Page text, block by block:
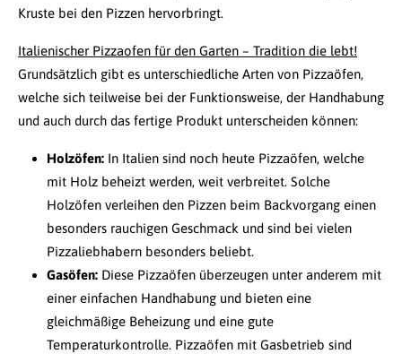
Kruste bei den Pizzen hervorbringt.
Italienischer Pizzaofen für den Garten – Tradition die lebt!
Grundsätzlich gibt es unterschiedliche Arten von Pizzaöfen,
welche sich teilweise bei der Funktionsweise, der Handhabung
und auch durch das fertige Produkt unterscheiden können:
Holzöfen: In Italien sind noch heute Pizzaöfen, welche
mit Holz beheizt werden, weit verbreitet. Solche
Holzöfen verleihen den Pizzen beim Backvorgang einen
besonders rauchigen Geschmack und sind bei vielen
Pizzaliebhabern besonders beliebt.
Gasöfen: Diese Pizzaöfen überzeugen unter anderem mit
einer einfachen Handhabung und bieten eine
gleichmäßige Beheizung und eine gute
Temperaturkontrolle. Pizzaöfen mit Gasbetrieb sind